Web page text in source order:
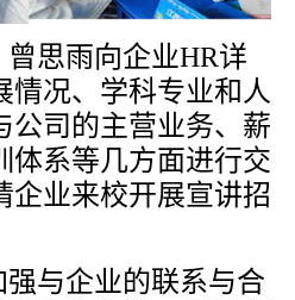
思雨向企业HR详
情况、学科专业和人
公司的主营业务、薪
体系等几方面进行交
企业来校开展宣讲招
与企业的联系与合